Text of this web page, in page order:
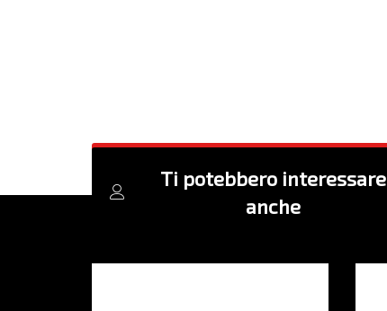
Ti potebbero interessare
anche